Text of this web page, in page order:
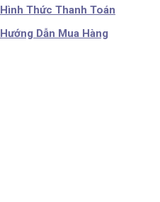
Hình Thức Thanh Toán
Hướng Dẫn Mua Hàng